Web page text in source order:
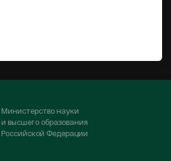
Министерство науки
и высшего образования
Российской Федерации